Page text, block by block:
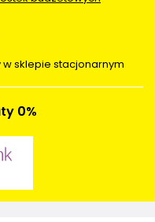
sklepie stacjonarnym
0%